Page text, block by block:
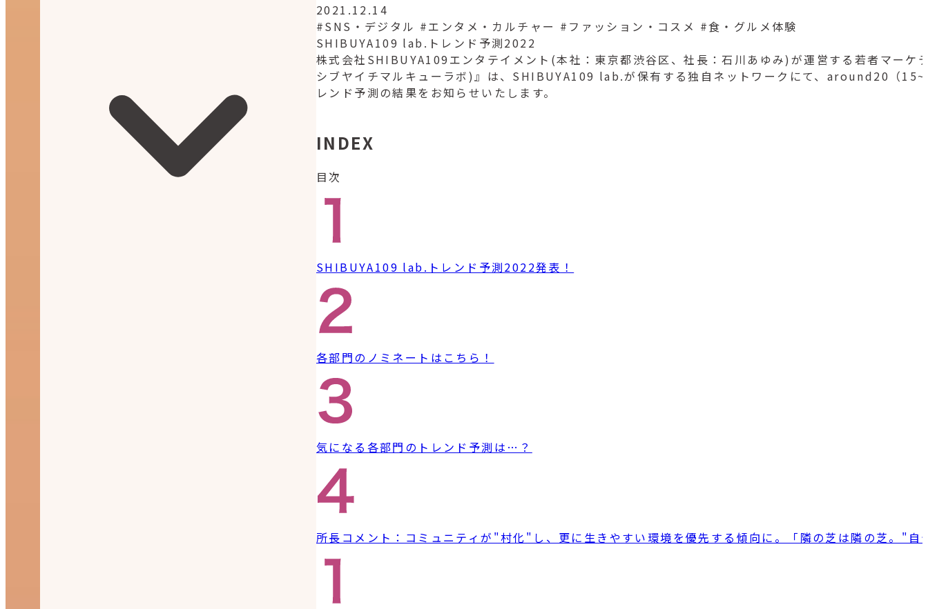
2021.12.14
#SNS・デジタル #エンタメ・カルチャー #ファッション・コスメ #食・グルメ体験
SHIBUYA109 lab.トレンド予測2022
株式会社SHIBUYA109エンタテイメント(本社：東京都渋谷区、社長：石川あゆみ)が運営する若者マー
シブヤイチマルキューラボ)』は、SHIBUYA109 lab.が保有する独自ネットワークにて、around20（
レンド予測の結果をお知らせいたします。
INDEX
目次
SHIBUYA109 lab.トレンド予測2022発表！
各部門のノミネートはこちら！
気になる各部門のトレンド予測は…？
所長コメント：コミュニティが"村化"し、更に生きやすい環境を優先する傾向に。「隣の芝は隣の芝。"